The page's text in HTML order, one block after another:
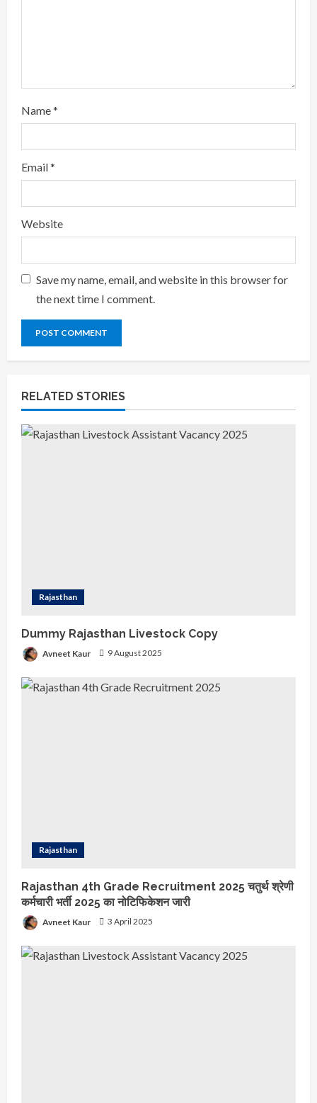
Name*
Email*
Website
Save my name, email, and website in this browser for
the next time I comment.
RELATED STORIES
Rajasthan
Dummy Rajasthan Livestock Copy
Avneet Kaur 9 August 2025
Rajasthan
Rajasthan 4th Grade Recruitment 2025 चतुर्थ श्रेणी
कर्मचारी भर्ती 2025 का नोटिफिकेशन जारी
Avneet Kaur 3 April 2025